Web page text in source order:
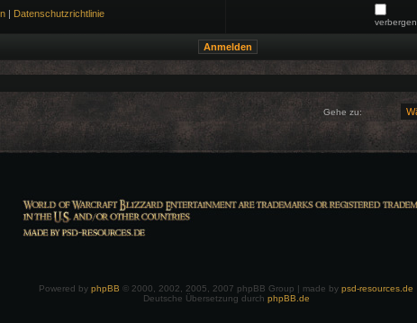
| Datenschutzrichtlinie
verbergen
Gehe zu:
Powered by phpBB © 2000, 2002, 2005, 2007 phpBB Group | made by psd-resources.de
Deutsche Übersetzung durch phpBB.de